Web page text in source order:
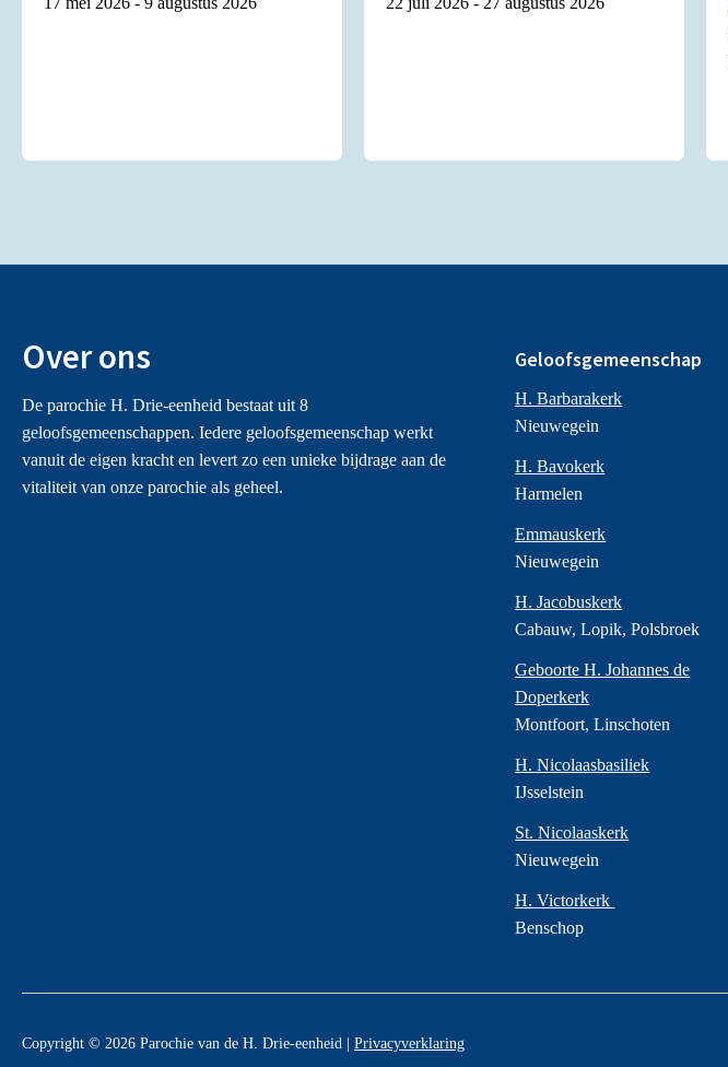
Over ons
De parochie H. Drie-eenheid bestaat uit 8
geloofsgemeenschappen. Iedere geloofsgemeenschap werkt
vanuit de eigen kracht en levert zo een unieke bijdrage aan de
vitaliteit van onze parochie als geheel.
Geloofsgemeenschap
H. Barbarakerk
Nieuwegein
H. Bavokerk
Harmelen
Emmauskerk
Nieuwegein
H. Jacobuskerk
Cabauw, Lopik, Polsbroek
Geboorte H. Johannes de
Doperkerk
Montfoort, Linschoten
H. Nicolaasbasiliek
IJsselstein
St. Nicolaaskerk
Nieuwegein
H. Victorkerk
Benschop
Copyright © 2026 Parochie van de H. Drie-eenheid | Privacyverklaring